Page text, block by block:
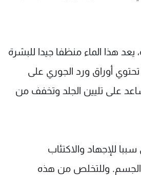
يعد هذا الماء منظفا جيدا للبشرة
أوراق ورد الجوري على
على تليين الجلد وتخفف من
للإجهاد والاكتئاب
وللتخلص من هذه
وظائف
شروط الإسـتخدام